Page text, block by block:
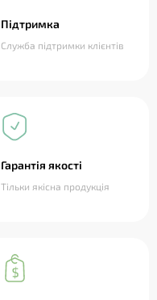
Підтримка
Служба підтримки клієнтів
Гарантія якості
Тільки якісна продукція